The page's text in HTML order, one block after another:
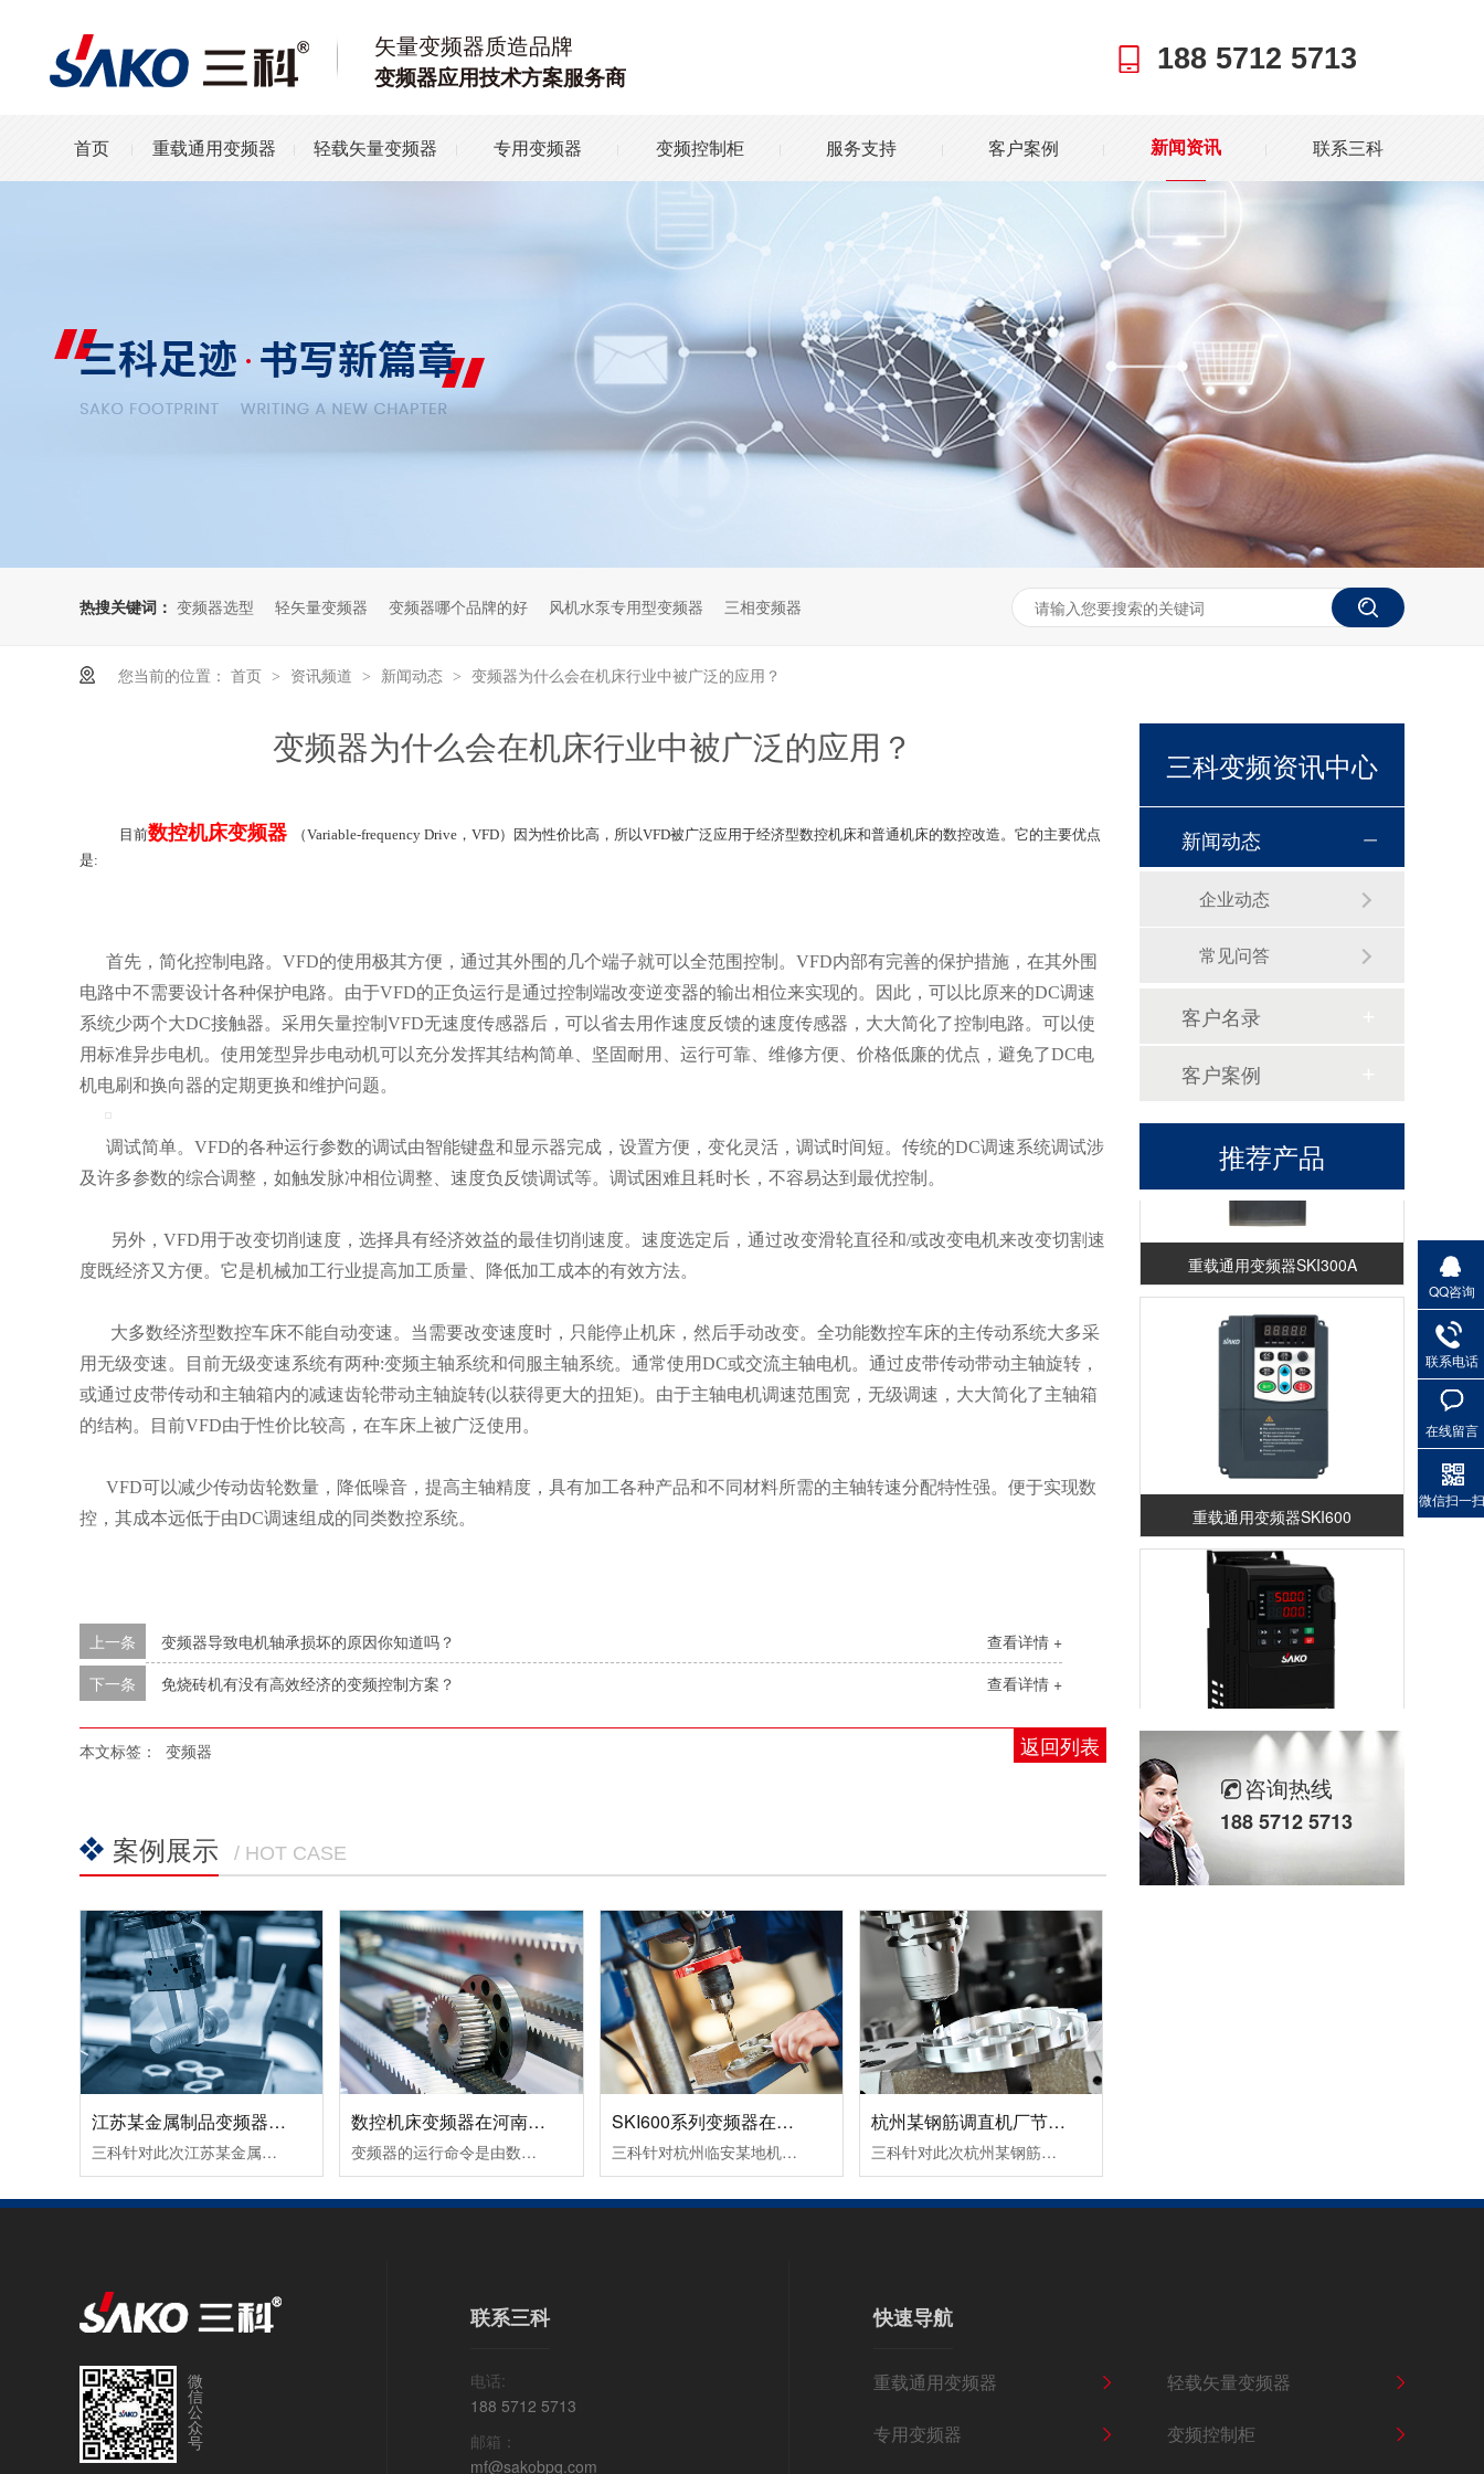
矢量变频器质造品牌
变频器应用技术方案服务商
188 5712 5713
首页 重载通用变频器 轻载矢量变频器 专用变频器 变频控制柜 服务支持 客户案例 新闻资讯 联系三科
热搜关键词： 变频器选型 轻矢量变频器 变频器哪个品牌的好 风机水泵专用型变频器 三相变频器
您当前的位置： 首页 > 资讯频道 > 新闻动态 > 变频器为什么会在机床行业中被广泛的应用？
变频器为什么会在机床行业中被广泛的应用？
目前数控机床变频器
（Variable-frequency Drive，VFD）因为性价比高，所以VFD被广泛应用于经济型数控机床和普通机床的数控改造。它的主要优点
是:
首先，简化控制电路。VFD的使用极其方便，通过其外围的几个端子就可以全范围控制。VFD内部有完善的保护措施，在其外围
电路中不需要设计各种保护电路。由于VFD的正负运行是通过控制端改变逆变器的输出相位来实现的。因此，可以比原来的DC调速
系统少两个大DC接触器。采用矢量控制VFD无速度传感器后，可以省去用作速度反馈的速度传感器，大大简化了控制电路。可以使
用标准异步电机。使用笼型异步电动机可以充分发挥其结构简单、坚固耐用、运行可靠、维修方便、价格低廉的优点，避免了DC电
机电刷和换向器的定期更换和维护问题。
调试简单。VFD的各种运行参数的调试由智能键盘和显示器完成，设置方便，变化灵活，调试时间短。传统的DC调速系统调试涉
及许多参数的综合调整，如触发脉冲相位调整、速度负反馈调试等。调试困难且耗时长，不容易达到最优控制。
另外，VFD用于改变切削速度，选择具有经济效益的最佳切削速度。速度选定后，通过改变滑轮直径和/或改变电机来改变切割速
度既经济又方便。它是机械加工行业提高加工质量、降低加工成本的有效方法。
大多数经济型数控车床不能自动变速。当需要改变速度时，只能停止机床，然后手动改变。全功能数控车床的主传动系统大多采
用无级变速。目前无级变速系统有两种:变频主轴系统和伺服主轴系统。通常使用DC或交流主轴电机。通过皮带传动带动主轴旋转，
或通过皮带传动和主轴箱内的减速齿轮带动主轴旋转(以获得更大的扭矩)。由于主轴电机调速范围宽，无级调速，大大简化了主轴箱
的结构。目前VFD由于性价比较高，在车床上被广泛使用。
VFD可以减少传动齿轮数量，降低噪音，提高主轴精度，具有加工各种产品和不同材料所需的主轴转速分配特性强。便于实现数
控，其成本远低于由DC调速组成的同类数控系统。
查看详情 +
上一条
变频器导致电机轴承损坏的原因你知道吗？
查看详情 +
下一条 免烧砖机有没有高效经济的变频控制方案？
返回列表
本文标签： 变频器
案例展示 / HOT CASE
江苏某金属制品变频器节能改造案例！
三科针对此次江苏某金属制品变频器节能改造案例除了采用变频调速让电机达到理想工作转速外，在提高球磨机的研磨效率所取得的节能效果也很好。由于球磨机在设计时，都考虑到保证电动机的最大输出转矩，而实际生产过程中，往往达不到最大输出转矩，电动机处于轻载（不满载）工作状态，其功率因数和效率都较低。这时可通......
数控机床变频器在河南数控设备中的应用案例！
变频器的运行命令是由数控系列发出运行指令，一个正转命令FWD（S1输入），一个反转命令REV（S2输入）。频率信号是由数控系统输出转速信号S(0～10VDC），从变频器AI2端子输入频率指令即可改变频器的频率，从而改变电机的转速。变频器输出故障信号（R1A，R1C）到数控系统，变频器报故障代码时，使机床控制系统停止工作。
SKI600系列变频器在杭州临安某机械设备生产企业中的应用案例！
三科针对杭州临安某地机械设备生产企业设计了SKI600系列变频器在卧式木工带锯机上的应用所采取的设备加工工艺及控制方案：其工作过程为跑车工作台以一定的速度运行一段距离，此速度通常是慢速行进，由PLC给变频器启动和多段速信号，变频器带动跑车工作台电机以低速行进；当锯条进至木头大概5公分左右的位置后，PLC.....
杭州某钢筋调直机厂节能变频器改造案例！
三科针对此次杭州某钢筋调直机厂节能变频器改造案例中提出以下三个结论：1，降低设备启动电流，让电网电压更稳定，大大缓解了电源容量紧张传统钢筋调直机无变频器启动时的电流等于(4-7)倍额定电流，这样会对机电设备和供电电网造成严重的冲击，而且还会对电网容量要求过高。变频器具有上电电机检测、输入输出缺相保护......
三科变频资讯中心
新闻动态
企业动态
常见问答
客户名录
客户案例
推荐产品
重载通用变频器SKI300A
重载通用变频器SKI600
重载通用变频器SKI-90
咨询热线
188 5712 5713
微
信
公
众
号
联系三科
电话:
188 5712 5713
邮箱：
mf@sakobpq.com
快速导航
重载通用变频器 轻载矢量变频器
专用变频器 变频控制柜
QQ咨询
联系电话
在线留言
微信扫一扫